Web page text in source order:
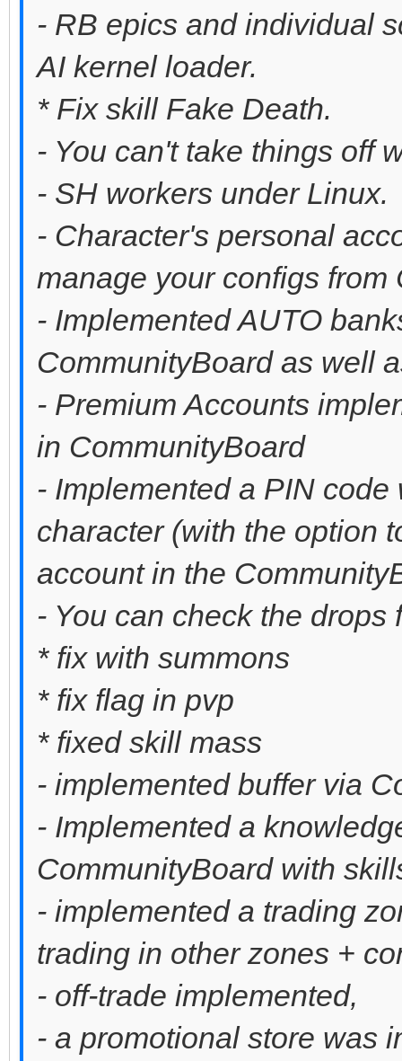
- RB epics and individual
AI ​​kernel loader.
* Fix skill Fake Death.
- You can't take things off
- SH workers under Linux.
- Character's personal
manage your configs from
- Implemented AUTO
CommunityBoard as well
- Premium Accounts
in CommunityBoard
- Implemented a PIN
character (with the option
account in the
- You can check the
* fix with summons
* fix flag in pvp
* fixed skill mass
- implemented buffer via
- Implemented a
CommunityBoard with
- implemented a trading
trading in other zones +
- off-trade implemented,
- a promotional store was